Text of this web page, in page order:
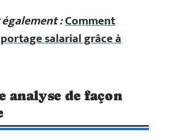
:Comment
salarial grâce à
analyse de façon